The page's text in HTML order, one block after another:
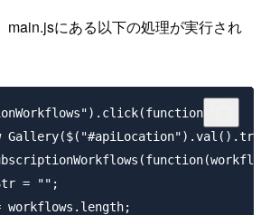
main.jsにある以下の処理が実行され
= "";
workflows.length;